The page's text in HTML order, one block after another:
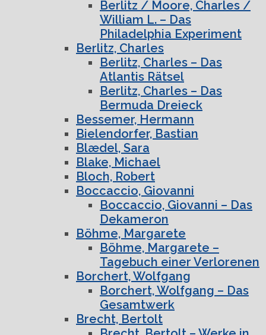
Berlitz / Moore, Charles /
William L. – Das
Philadelphia Experiment
Berlitz, Charles
Berlitz, Charles – Das
Atlantis Rätsel
Berlitz, Charles – Das
Bermuda Dreieck
Bessemer, Hermann
Bielendorfer, Bastian
Blædel, Sara
Blake, Michael
Bloch, Robert
Boccaccio, Giovanni
Boccaccio, Giovanni – Das
Dekameron
Böhme, Margarete
Böhme, Margarete –
Tagebuch einer Verlorenen
Borchert, Wolfgang
Borchert, Wolfgang – Das
Gesamtwerk
Brecht, Bertolt